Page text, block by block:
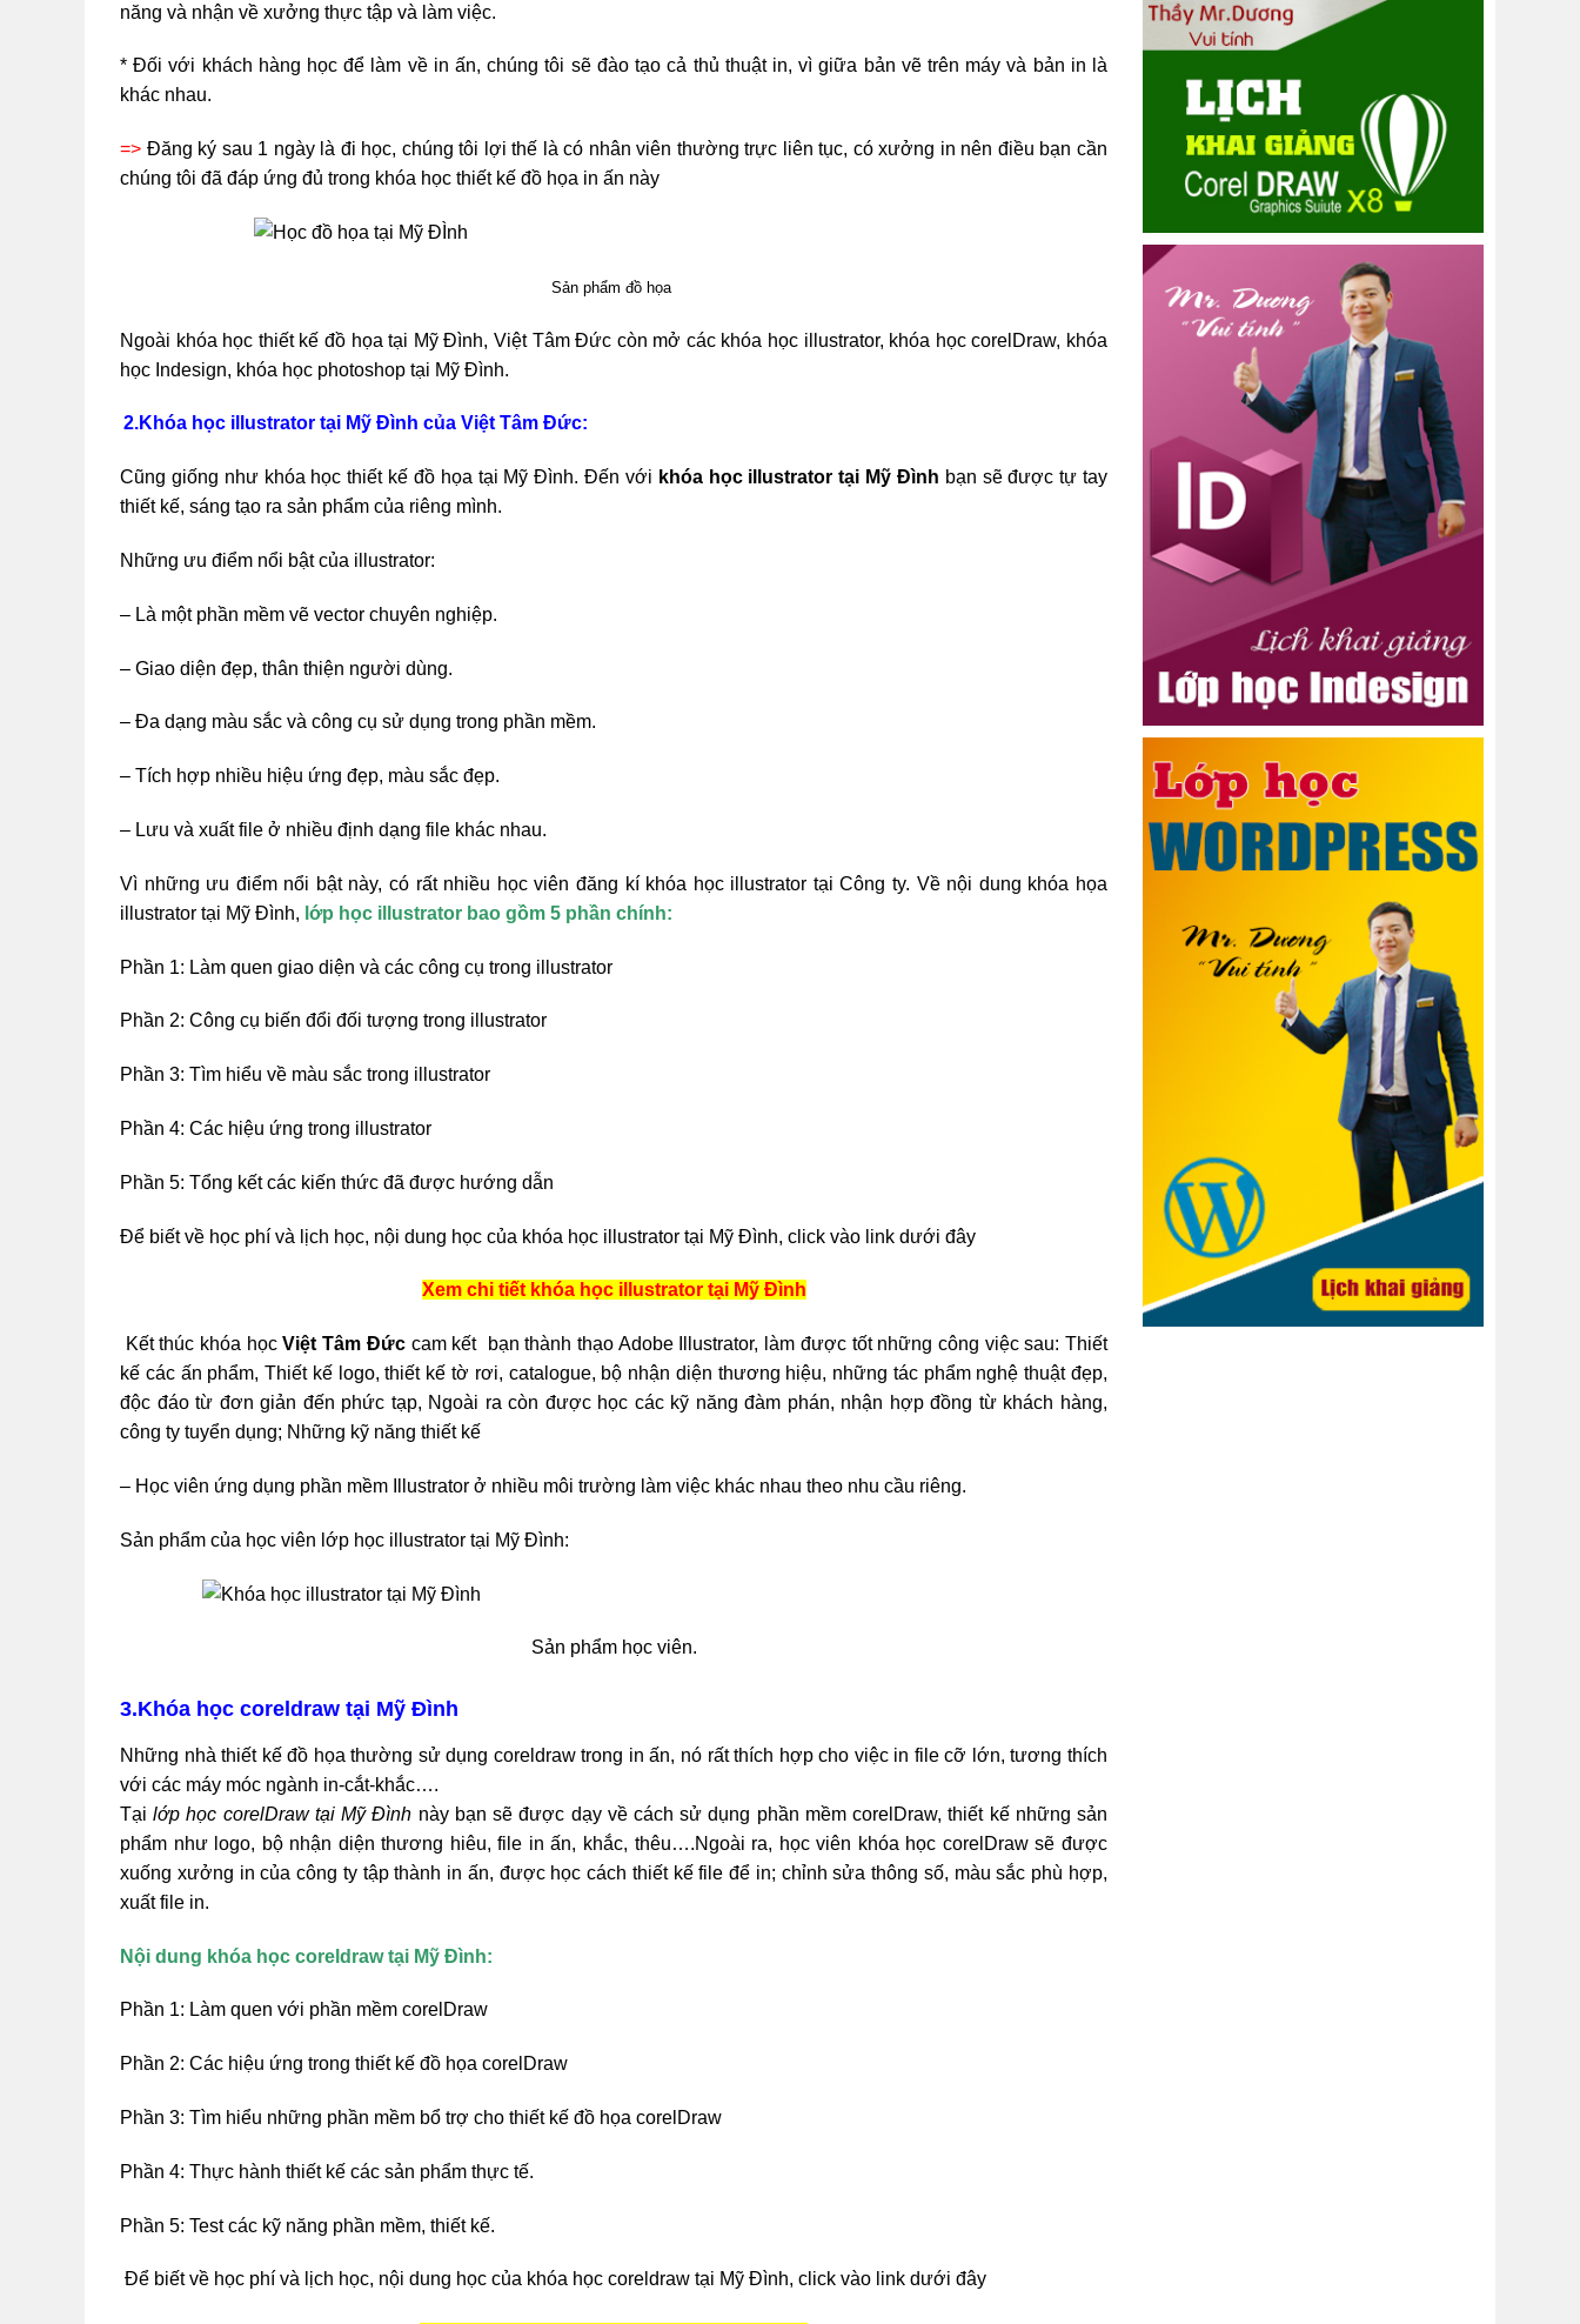
năng và nhận về xưởng thực tập và làm việc.
* Đối với khách hàng học để làm về in ấn, chúng tôi sẽ đào tạo cả thủ thuật in, vì giữa bản vẽ trên máy và bản in là
khác nhau.
=> Đăng ký sau 1 ngày là đi học, chúng tôi lợi thế là có nhân viên thường trực liên tục, có xưởng in nên điều bạn cần
chúng tôi đã đáp ứng đủ trong khóa học thiết kế đồ họa in ấn này
Sản phẩm đồ họa
Ngoài khóa học thiết kế đồ họa tại Mỹ Đình, Việt Tâm Đức còn mở các khóa học illustrator, khóa học corelDraw, khóa
học Indesign, khóa học photoshop tại Mỹ Đình.
2.Khóa học illustrator tại Mỹ Đình của Việt Tâm Đức:
Cũng giống như khóa học thiết kế đồ họa tại Mỹ Đình. Đến với khóa học illustrator tại Mỹ Đình bạn sẽ được tự tay
thiết kế, sáng tạo ra sản phẩm của riêng mình.
Những ưu điểm nổi bật của illustrator:
– Là một phần mềm vẽ vector chuyên nghiệp.
– Giao diện đẹp, thân thiện người dùng.
– Đa dạng màu sắc và công cụ sử dụng trong phần mềm.
– Tích hợp nhiều hiệu ứng đẹp, màu sắc đẹp.
– Lưu và xuất file ở nhiều định dạng file khác nhau.
Vì những ưu điểm nổi bật này, có rất nhiều học viên đăng kí khóa học illustrator tại Công ty. Về nội dung khóa họa
illustrator tại Mỹ Đình, lớp học illustrator bao gồm 5 phần chính:
Phần 1: Làm quen giao diện và các công cụ trong illustrator
Phần 2: Công cụ biến đổi đối tượng trong illustrator
Phần 3: Tìm hiểu về màu sắc trong illustrator
Phần 4: Các hiệu ứng trong illustrator
Phần 5: Tổng kết các kiến thức đã được hướng dẫn
Để biết về học phí và lịch học, nội dung học của khóa học illustrator tại Mỹ Đình, click vào link dưới đây
Xem chi tiết khóa học illustrator tại Mỹ Đình
Kết thúc khóa họcViệt Tâm Đứccam kết bạn thành thạo Adobe Illustrator, làm được tốt những công việc sau: Thiết
kế các ấn phẩm, Thiết kế logo, thiết kế tờ rơi, catalogue, bộ nhận diện thương hiệu, những tác phẩm nghệ thuật đẹp,
độc đáo từ đơn giản đến phức tạp, Ngoài ra còn được học các kỹ năng đàm phán, nhận hợp đồng từ khách hàng,
công ty tuyển dụng; Những kỹ năng thiết kế
– Học viên ứng dụng phần mềm Illustrator ở nhiều môi trường làm việc khác nhau theo nhu cầu riêng.
Sản phẩm của học viên lớp học illustrator tại Mỹ Đình:
Sản phẩm học viên.
3.Khóa học coreldraw tại Mỹ Đình
Những nhà thiết kế đồ họa thường sử dụng coreldraw trong in ấn, nó rất thích hợp cho việc in file cỡ lớn, tương thích
với các máy móc ngành in-cắt-khắc….
Tạilớp học corelDraw tại Mỹ Đình này bạn sẽ được dạy về cách sử dụng phần mềm corelDraw, thiết kế những sản
phẩm như logo, bộ nhận diện thương hiêu, file in ấn, khắc, thêu….Ngoài ra, học viên khóa học corelDraw sẽ được
xuống xưởng in của công ty tập thành in ấn, được học cách thiết kế file để in; chỉnh sửa thông số, màu sắc phù hợp,
xuất file in.
Nội dung khóa học coreldraw tại Mỹ Đình:
Phần 1: Làm quen với phần mềm corelDraw
Phần 2: Các hiệu ứng trong thiết kế đồ họa corelDraw
Phần 3: Tìm hiểu những phần mềm bổ trợ cho thiết kế đồ họa corelDraw
Phần 4: Thực hành thiết kế các sản phẩm thực tế.
Phần 5: Test các kỹ năng phần mềm, thiết kế.
Để biết về học phí và lịch học, nội dung học của khóa học coreldraw tại Mỹ Đình, click vào link dưới đây